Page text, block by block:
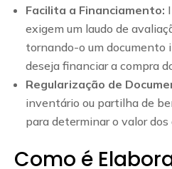
Facilita a Financiamento:
exigem um laudo de
tornando-o um documento
deseja financiar a compra
Regularização de
inventário ou partilha de
para determinar o valor dos
Como é